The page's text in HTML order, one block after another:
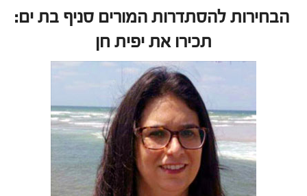
הבחירות להסתדרות המורים סניף בת ים:
תכירו את יפית חן